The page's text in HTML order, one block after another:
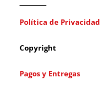
Política de Privacidad
Copyright
Pagos y Entregas